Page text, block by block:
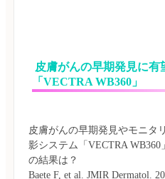
「VECTRA WB360」
皮膚がんの早期発見やモニタ
影システム「VECTRA
の結果は？